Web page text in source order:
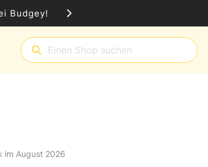
Budgey!
im August 2026